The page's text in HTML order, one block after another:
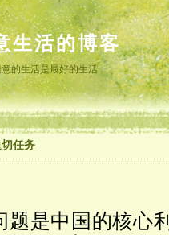
生活的博客
意的生活是最好的生活
任务
题是中国的核心